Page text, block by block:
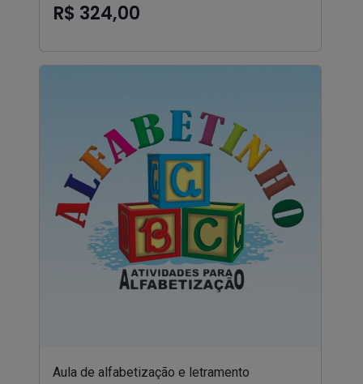
R$ 324,00
Aula de alfabetização e letramento